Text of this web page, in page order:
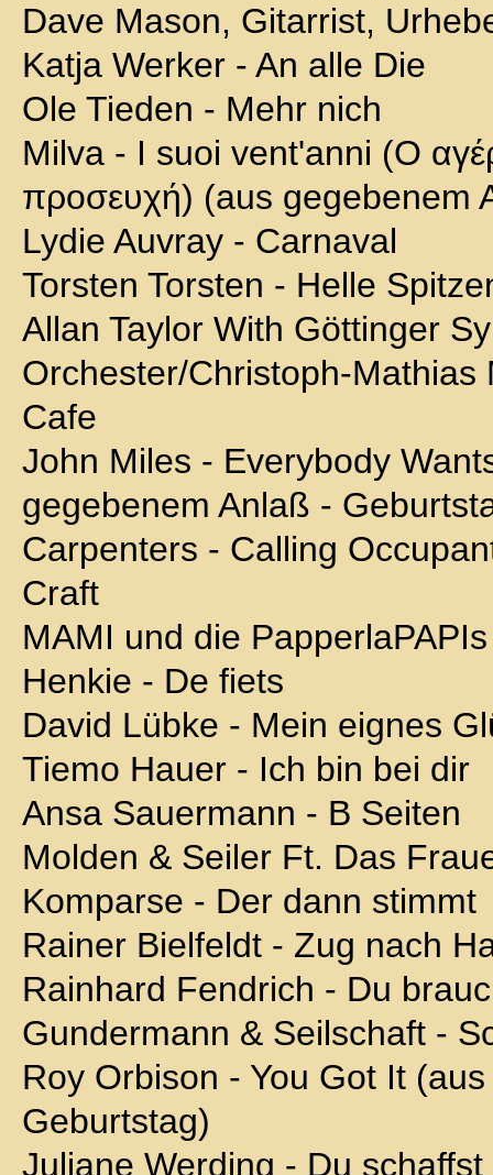
Dave Mason, Gitarrist,
Katja Werker - An alle Die
Ole Tieden - Mehr nich
Milva - I suoi vent'anni (Ο
προσευχή) (aus gegebenem
Lydie Auvray - Carnaval
Torsten Torsten - Helle
Allan Taylor With Göttinger
Orchester/Christoph-Mathias
Cafe
John Miles - Everybody
gegebenem Anlaß -
Carpenters - Calling
Craft
MAMI und die
Henkie - De fiets
David Lübke - Mein eignes
Tiemo Hauer - Ich bin bei dir
Ansa Sauermann - B Seiten
Molden & Seiler Ft. Das
Komparse - Der dann stimmt
Rainer Bielfeldt - Zug nach
Rainhard Fendrich - Du
Gundermann & Seilschaft -
Roy Orbison - You Got It
Geburtstag)
Juliane Werding - Du schaffst